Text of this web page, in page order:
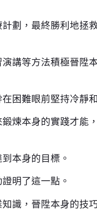
劃，最終勝利地拯
講等方法積極晉陞
困難眼前堅持冷靜
煉本身的實踐才能
本身的目標。
明了這一點。
識，晉陞本身的技